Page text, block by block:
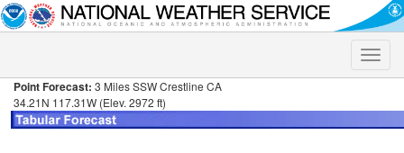
Toggle
Point Forecast: 3 Miles SSW Crestline CA
34.21N 117.31W (Elev. 2972 ft)